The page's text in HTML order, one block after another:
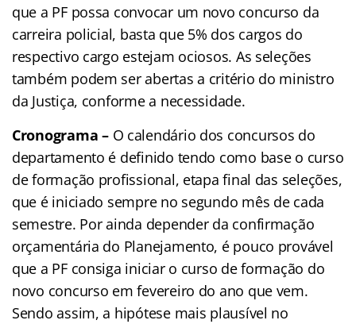
que a PF possa convocar um novo concurso da
carreira policial, basta que 5% dos cargos do
respectivo cargo estejam ociosos. As seleções
também podem ser abertas a critério do ministro
da Justiça, conforme a necessidade.
Cronograma – O calendário dos concursos do
departamento é definido tendo como base o curso
de formação profissional, etapa final das seleções,
que é iniciado sempre no segundo mês de cada
semestre. Por ainda depender da confirmação
orçamentária do Planejamento, é pouco provável
que a PF consiga iniciar o curso de formação do
novo concurso em fevereiro do ano que vem.
Sendo assim, a hipótese mais plausível no